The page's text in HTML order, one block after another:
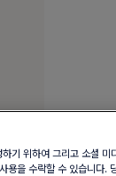
기 위하여 그리고 소셜
용을 수락할 수 있습니다.